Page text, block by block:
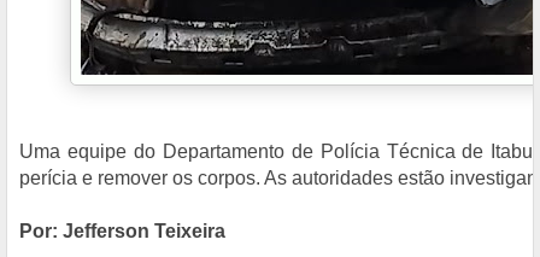
Uma equipe do Departamento de Polícia Técnica de
perícia e remover os corpos. As autoridades estão
Por: Jefferson Teixeira